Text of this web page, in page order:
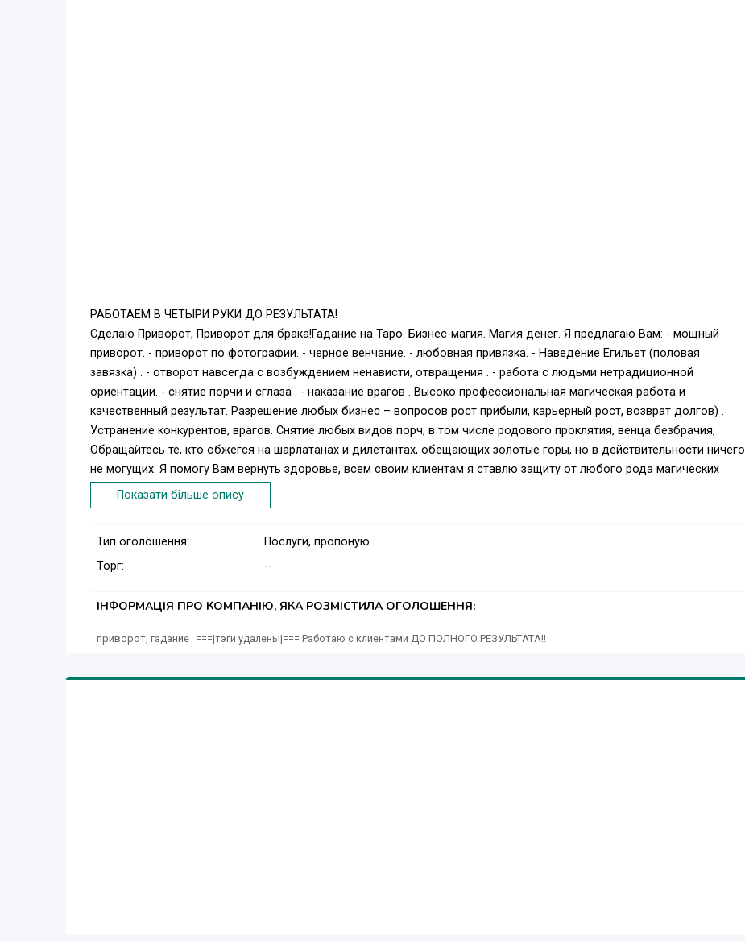
РАБОТАЕМ В ЧЕТЫРИ РУКИ ДО РЕЗУЛЬТАТА!
Сделаю Приворот, Приворот для брака!Гадание на Таро. Бизнес-магия. Магия денег. Я предлагаю Вам: - мощный
приворот. - приворот по фотографии. - черное венчание. - любовная привязка. - Наведение Егильет (половая
завязка) . - отворот навсегда с возбуждением ненависти, отвращения . - работа с людьми нетрадиционной
ориентации. - снятие порчи и сглаза . - наказание врагов . Высоко профессиональная магическая работа и
качественный результат. Разрешение любых бизнес – вопросов рост прибыли, карьерный рост, возврат долгов) .
Устранение конкурентов, врагов. Снятие любых видов порч, в том числе родового проклятия, венца безбрачия,
Обращайтесь те, кто обжегся на шарлатанах и дилетантах, обещающих золотые горы, но в действительности ничего
не могущих. Я помогу Вам вернуть здоровье, всем своим клиентам я ставлю защиту от любого рода магических
воздействий. Огромный опыт, накопленный многими поколениями своего рода, дает мне власть и силу изменять ход
жизненных событий. Пишите, я помогу Вам!
Показати більше опису
Тип оголошення:
Послуги, пропоную
Торг:
--
ІНФОРМАЦІЯ ПРО КОМПАНІЮ, ЯКА РОЗМІСТИЛА ОГОЛОШЕННЯ:
приворот, гадание ===|тэги удалены|=== Работаю с клиентами ДО ПОЛНОГО РЕЗУЛЬТАТА!!